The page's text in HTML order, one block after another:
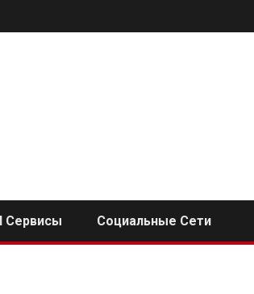
Сервисы Социальные Сети